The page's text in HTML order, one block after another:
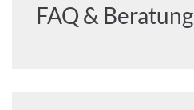
FAQ & Beratung